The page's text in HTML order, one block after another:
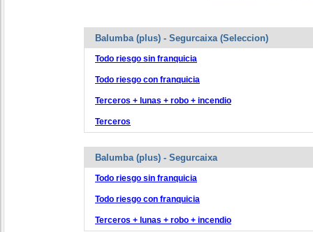
Balumba (plus) - Segurcaixa (Seleccion)
Todo riesgo sin franquicia
Todo riesgo con franquicia
Terceros + lunas + robo + incendio
Terceros
Balumba (plus) - Segurcaixa
Todo riesgo sin franquicia
Todo riesgo con franquicia
Terceros + lunas + robo + incendio